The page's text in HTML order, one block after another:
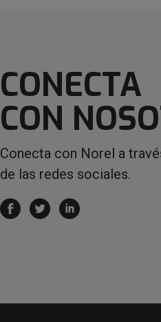
CONECTA
CON
Conecta con Norel a
de las redes sociales.